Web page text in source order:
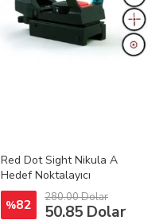
Red Dot Sight Nikula A
Hedef Noktalayıcı
%82 280.00 Dolar
50.85 Dolar